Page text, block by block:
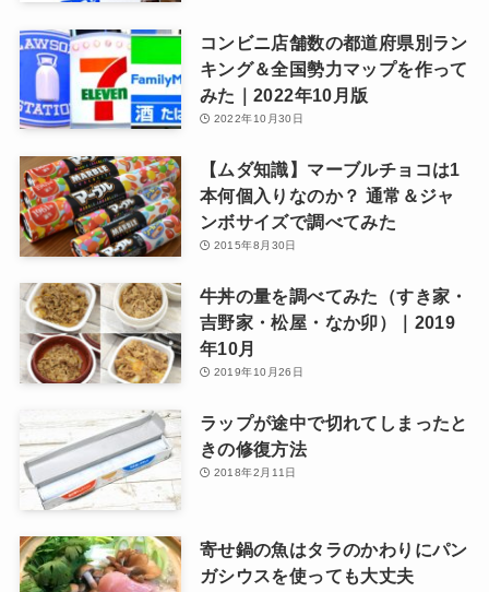
コンビニ店舗数の都道府県別ラン
キング＆全国勢力マップを作って
みた｜2022年10月版
2022年10月30日
【ムダ知識】マーブルチョコは1
本何個入りなのか？ 通常＆ジャ
ンボサイズで調べてみた
2015年8月30日
牛丼の量を調べてみた（すき家・
吉野家・松屋・なか卯）｜2019
年10月
2019年10月26日
ラップが途中で切れてしまったと
きの修復方法
2018年2月11日
寄せ鍋の魚はタラのかわりにパン
ガシウスを使っても大丈夫